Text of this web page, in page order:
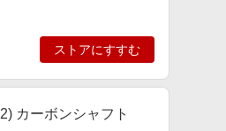
ストアにすすむ
カーボンシャフト